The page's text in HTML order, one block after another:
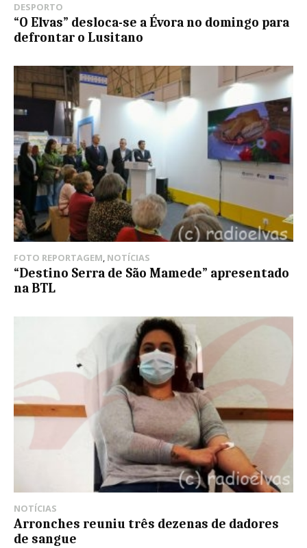
DESPORTO
“O Elvas” desloca-se a Évora no domingo para
defrontar o Lusitano
FOTO REPORTAGEM, NOTÍCIAS
“Destino Serra de São Mamede” apresentado
na BTL
NOTÍCIAS
Arronches reuniu três dezenas de dadores
de sangue